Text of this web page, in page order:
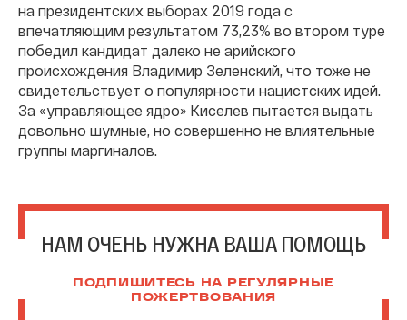
на президентских выборах 2019 года с
впечатляющим результатом 73,23% во втором туре
победил кандидат далеко не арийского
происхождения Владимир Зеленский, что тоже не
свидетельствует о популярности нацистских идей.
За «управляющее ядро» Киселев пытается выдать
довольно шумные, но совершенно не влиятельные
группы маргиналов.
НАМ ОЧЕНЬ НУЖНА ВАША ПОМОЩЬ
ПОДПИШИТЕСЬ НА РЕГУЛЯРНЫЕ
ПОЖЕРТВОВАНИЯ